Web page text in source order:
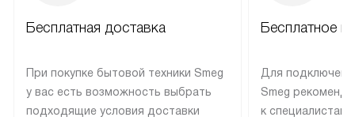
Бесплатная доставка
При покупке бытовой техники Smeg
у вас есть возможность выбрать
подходящие условия доставки
Бесплатное
Для
Smeg
к специалистам